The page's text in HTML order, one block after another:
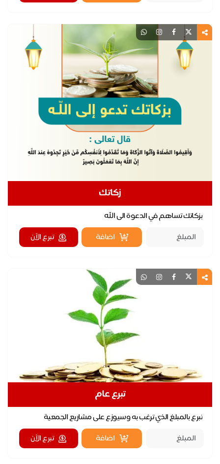
زكاتك
بزكاتك تساهم في الدعوة الى الله
اضافة
تبرع الآن
تبرع عام
تبرع بالمبلغ الذي ترغب به وسيوزع على مشاريع الجمعية
اضافة
تبرع الآن